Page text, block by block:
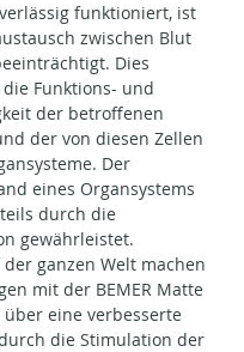
funktioniert, ist
zwischen Blut
Dies
Funktions- und
der betroffenen
der von diesen Zellen
Der
eines Organsystems
durch die
gewährleistet.
ganzen Welt machen
mit der BEMER Matte
eine verbesserte
die Stimulation der